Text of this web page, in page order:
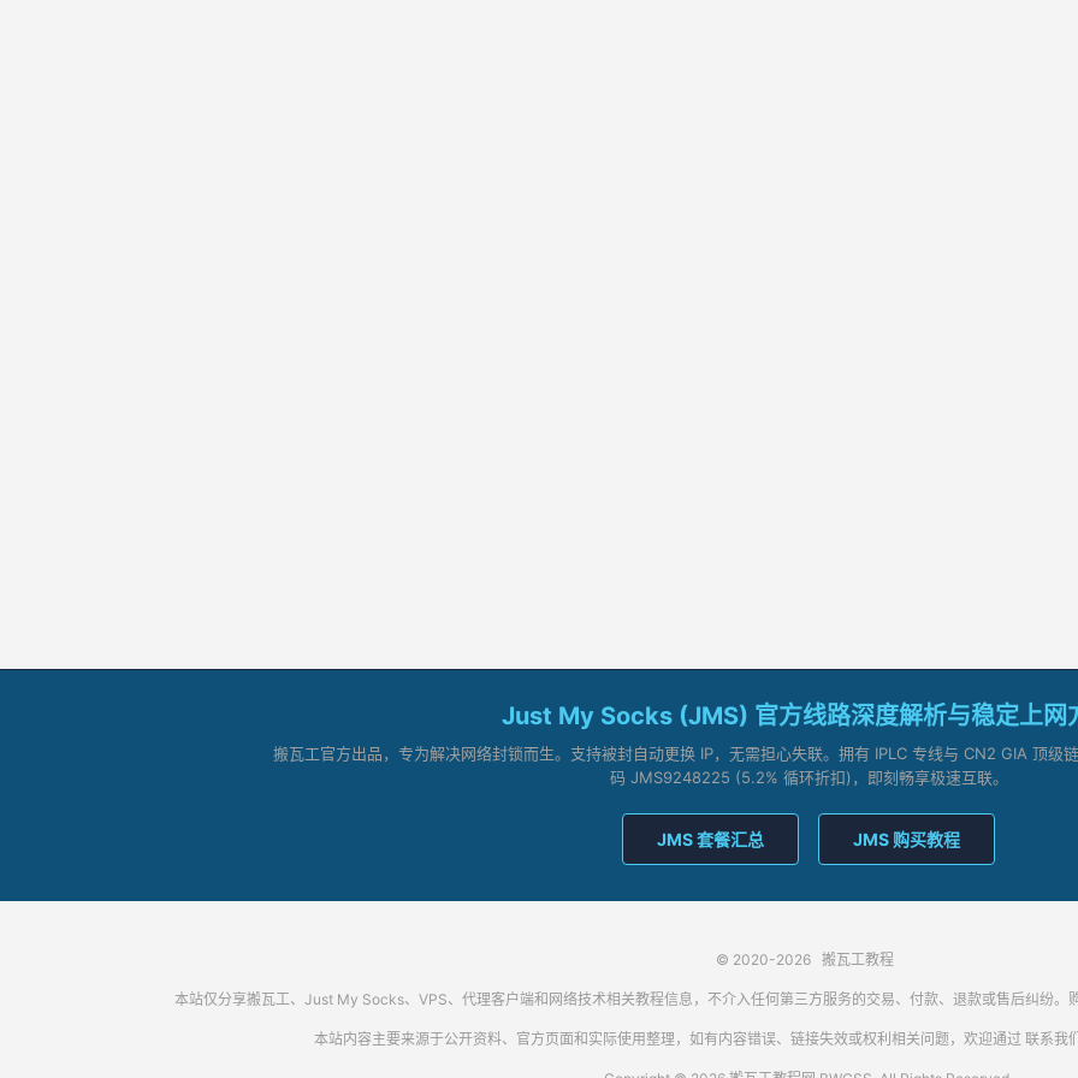
Just My Socks (JMS) 官方线路深度解析与稳定上网
搬瓦工官方出品，专为解决网络封锁而生。支持被封自动更换 IP，无需担心失联。拥有 IPLC 专线与 CN2 GIA 顶级
码 JMS9248225 (5.2% 循环折扣)，即刻畅享极速互联。
JMS 套餐汇总 JMS 购买教程
© 2020-2026 搬瓦工教程
本站仅分享搬瓦工、Just My Socks、VPS、代理客户端和网络技术相关教程信息，不介入任何第三方服务的交易、付款、退款或售后纠纷。
本站内容主要来源于公开资料、官方页面和实际使用整理，如有内容错误、链接失效或权利相关问题，欢迎通过 联系我